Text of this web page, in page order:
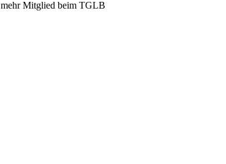
Mitglied beim TGLB